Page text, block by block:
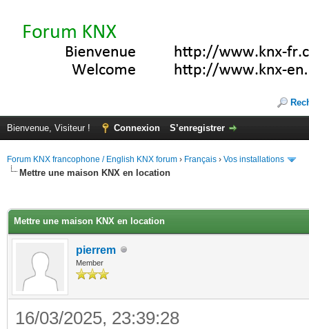
Bienvenue, Visiteur ! Connexion S’enregistrer
Forum KNX francophone / English KNX forum › Français › Vos installations
Mettre une maison KNX en location
Mettre une maison KNX en location
pierrem
Member
16/03/2025, 23:39:28